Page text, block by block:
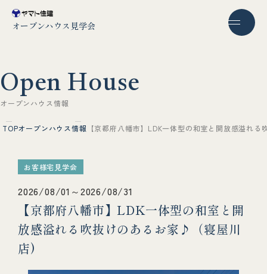
オープンハウス見学会
Open House
オー プンハ ウ ス情報
TOPオープンハウス情報 【京都府八幡市】LDK一体型の和室と開放感溢れ
お客様宅見学会
2026/08/01～2026/08/31
【京都府八幡市】LDK一体型の和室と開
放感溢れる吹抜けのあるお家♪（寝屋川
店)